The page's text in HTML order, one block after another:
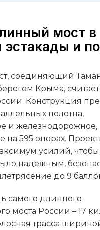
мост в
эстакады и
соединяющий
Крыма,
Конструкция
полотна,
и железнодорожное,
на 595 опорах.
усилий, чтобы
надежным,
до 9
самого длинного
моста России – 17
трасса